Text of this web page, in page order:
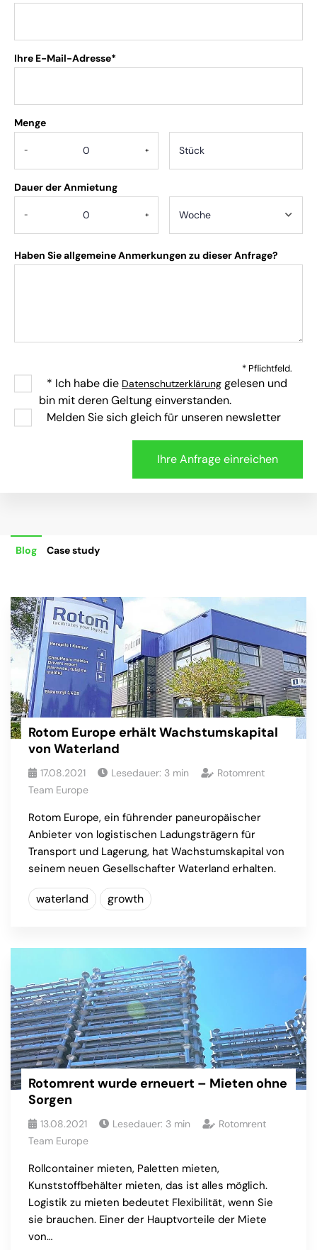
Ihre E-Mail-Adresse*
Menge
- +
Dauer der Anmietung
- +
Haben Sie allgemeine Anmerkungen zu dieser Anfrage?
* Pflichtfeld.
* Ich habe die Datenschutzerklärung gelesen und
bin mit deren Geltung einverstanden.
Melden Sie sich gleich für unseren newsletter
Blog Case study
Rotom Europe erhält Wachstumskapital
von Waterland
17.08.2021 Lesedauer: 3 min
Rotomrent
Team Europe
Rotom Europe, ein führender paneuropäischer
Anbieter von logistischen Ladungsträgern für
Transport und Lagerung, hat Wachstumskapital von
seinem neuen Gesellschafter Waterland erhalten.
waterland growth
Rotomrent wurde erneuert – Mieten ohne
Sorgen
13.08.2021 Lesedauer: 3 min
Rotomrent
Team Europe
Rollcontainer mieten, Paletten mieten,
Kunststoffbehälter mieten, das ist alles möglich.
Logistik zu mieten bedeutet Flexibilität, wenn Sie
sie brauchen. Einer der Hauptvorteile der Miete
von…